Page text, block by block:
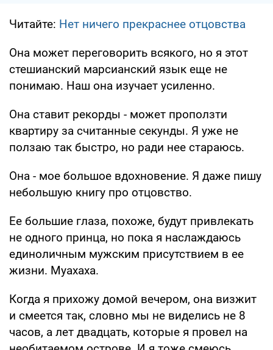
Читайте: Нет ничего прекраснее отцовства
Она может переговорить всякого, но я этот
стешианский марсианский язык еще не
понимаю. Наш она изучает усиленно.
Она ставит рекорды - может проползти
квартиру за считанные секунды. Я уже не
ползаю так быстро, но ради нее стараюсь.
Она - мое большое вдохновение. Я даже пишу
небольшую книгу про отцовство.
Ее большие глаза, похоже, будут привлекать
не одного принца, но пока я наслаждаюсь
единоличным мужским присутствием в ее
жизни. Муахаха.
Когда я прихожу домой вечером, она визжит
и смеется так, словно мы не виделись не 8
часов, а лет двадцать, которые я провел на